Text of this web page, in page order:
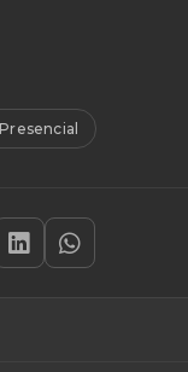
Presencial